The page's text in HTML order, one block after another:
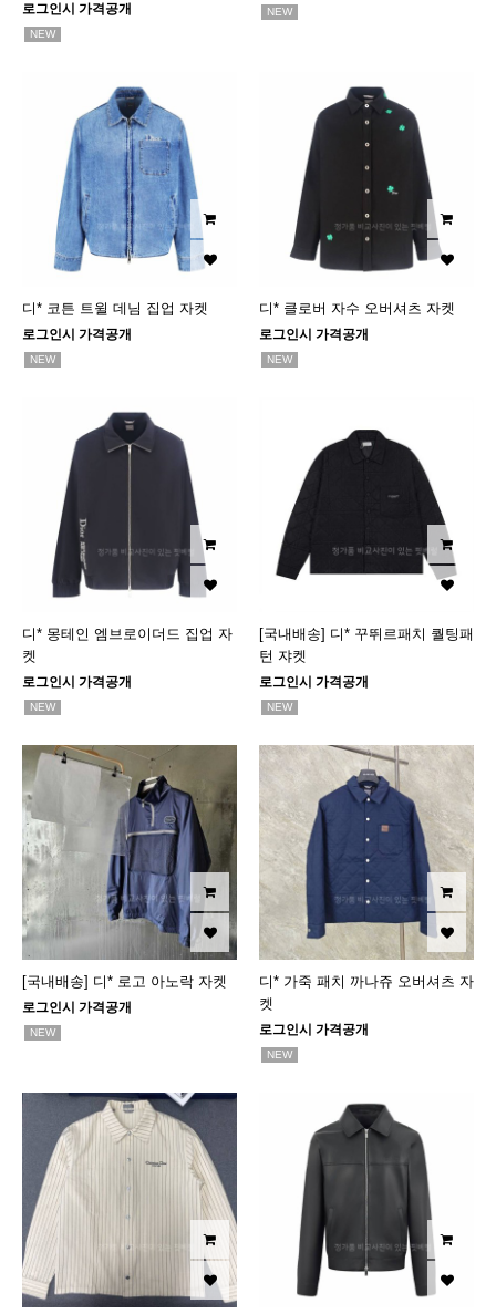
로그인시 가격공개
NEW
NEW
디* 코튼 트윌 데님 집업 자켓
로그인시 가격공개
NEW
디* 클로버 자수 오버셔츠 자켓
로그인시 가격공개
NEW
디* 몽테인 엠브로이더드 집업 자
켓
로그인시 가격공개
NEW
[국내배송] 디* 꾸뛰르패치 퀄팅패
턴 쟈켓
로그인시 가격공개
NEW
[국내배송] 디* 로고 아노락 자켓
로그인시 가격공개
NEW
디* 가죽 패치 까나쥬 오버셔츠 자
켓
로그인시 가격공개
NEW